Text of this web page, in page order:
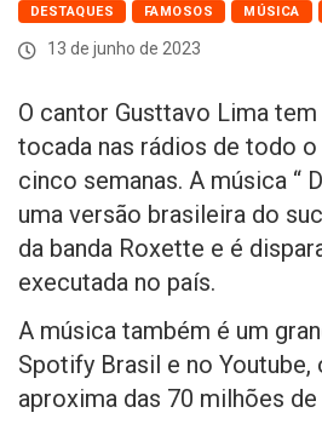
DESTAQUES FAMOSOS MÚSICA
13 de junho de 2023
O cantor Gusttavo Lima
tocada nas rádios de todo
cinco semanas. A música “
uma versão brasileira do
da banda Roxette e é
executada no país.
A música também é um
Spotify Brasil e no Youtube,
aproxima das 70 milhões